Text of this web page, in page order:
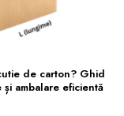
de carton? Ghid
ambalare eficientă